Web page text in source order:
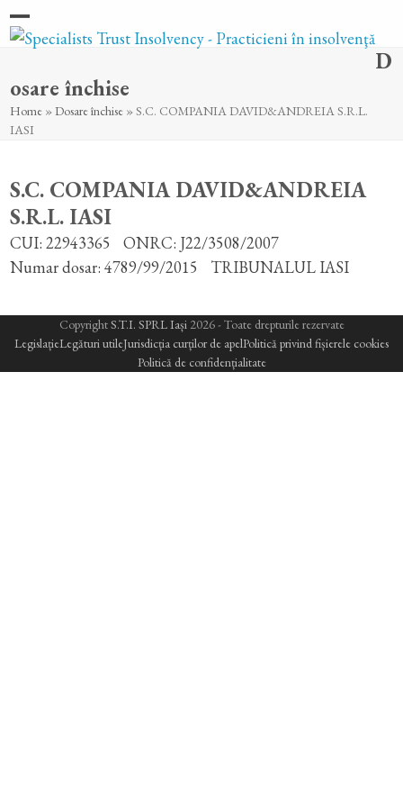
Skip
toOpen
menu
Close
menu
D
osare închise
Home »Dosare închise »S.C. COMPANIA DAVID&ANDREIA S.R.L.
IASI
S.C. COMPANIA DAVID&ANDREIA
S.R.L. IASI
CUI: 22943365
ONRC: J22/3508/2007
Numar dosar: 4789/99/2015
TRIBUNALUL IASI
CopyrightS.T.I. SPRL Iași2026 - Toate drepturile rezervate
LegislațieLegături utileJurisdicția curților de apelPolitică privind fișierele cookies
Politică de confidențialitate